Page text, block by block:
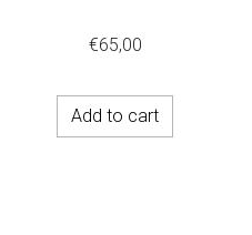
€65,00
Add to cart